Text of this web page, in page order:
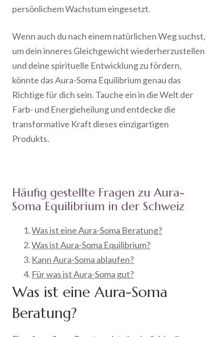
persönlichem Wachstum eingesetzt.
Wenn auch du nach einem natürlichen Weg suchst,
um dein inneres Gleichgewicht wiederherzustellen
und deine spirituelle Entwicklung zu fördern,
könnte das Aura-Soma Equilibrium genau das
Richtige für dich sein. Tauche ein in die Welt der
Farb- und Energieheilung und entdecke die
transformative Kraft dieses einzigartigen
Produkts.
Häufig gestellte Fragen zu Aura-
Soma Equilibrium in der Schweiz
Was ist eine Aura-Soma Beratung?
Was ist Aura-Soma Equilibrium?
Kann Aura-Soma ablaufen?
Für was ist Aura-Soma gut?
Was ist eine Aura-Soma
Beratung?